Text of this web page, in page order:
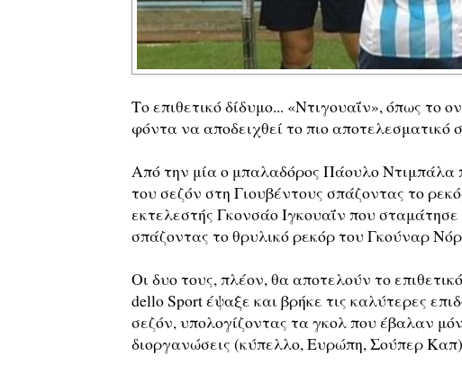
Το επιθετικό δίδυμο... «Ντιγουαΐν», όπως το
φόντα να αποδειχθεί το πιο αποτελεσματικό
Από την μία ο μπαλαδόρος Πάουλο Ντιμπάλα
του σεζόν στη Γιουβέντους σπάζοντας το
εκτελεστής Γκονσάο Ιγκουαΐν που
σπάζοντας το θρυλικό ρεκόρ του Γκούναρ
Οι δυο τους, πλέον, θα αποτελούν το
dello Sport έψαξε και βρήκε τις καλύτερες
σεζόν, υπολογίζοντας τα γκολ που έβαλαν
διοργανώσεις (κύπελλο, Ευρώπη, Σούπερ